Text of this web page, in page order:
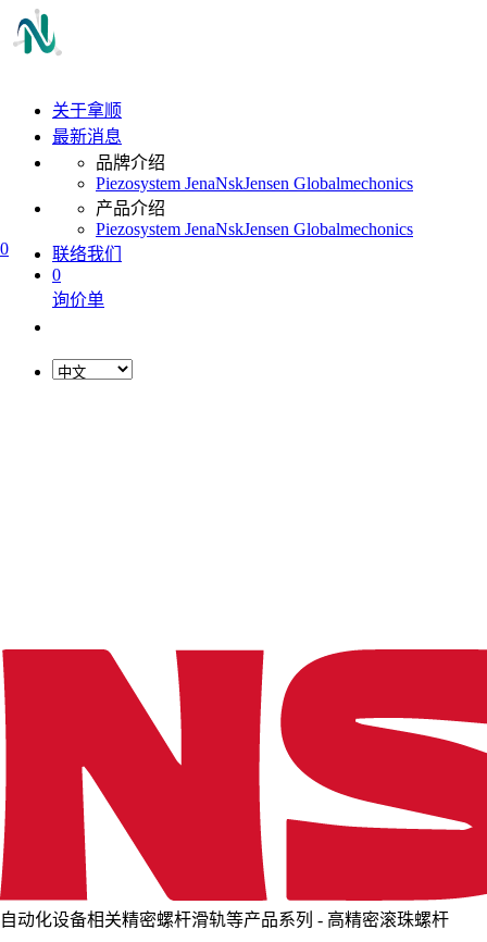
0
关于拿顺
最新消息
品牌介绍
Piezosystem JenaNskJensen Globalmechonics
产品介绍
Piezosystem JenaNskJensen Globalmechonics
联络我们
0
询价单
自动化设备相关精密螺杆滑轨等产品系列 - 高精密滚珠螺杆